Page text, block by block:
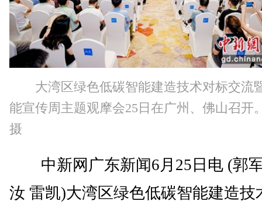
大湾区绿色低碳智能建造技术对标交流
能宣传周主题观摩会25日在广州、佛山召开
摄
中新网广东新闻6月25日电 (郭
汝 雷凯)大湾区绿色低碳智能建造技